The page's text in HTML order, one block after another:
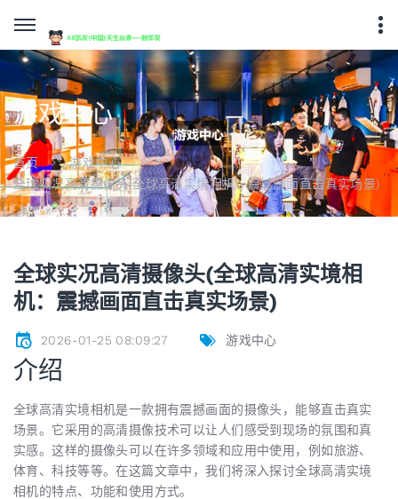
游戏中心
首页
游戏中心
全球实况高清摄像头(全球高清实境相机：震撼画面直击真实场景)
全球实况高清摄像头(全球高清实境相
机：震撼画面直击真实场景)
2026-01-25 08:09:27 游戏中心
介绍
全球高清实境相机是一款拥有震撼画面的摄像头，能够直击真实
场景。它采用的高清摄像技术可以让人们感受到现场的氛围和真
实感。这样的摄像头可以在许多领域和应用中使用，例如旅游、
体育、科技等等。在这篇文章中，我们将深入探讨全球高清实境
相机的特点、功能和使用方式。